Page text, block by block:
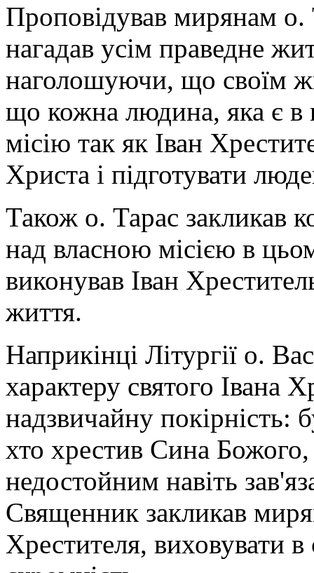
Проповідував мирянам о.
нагадав усім праведне
наголошуючи, що своїм
що кожна людина, яка є в
місію так як Іван
Христа і підготувати
Також о. Тарас закликав
над власною місією в
виконував Іван
життя.
Наприкінці Літургії о.
характеру святого Івана
надзвичайну покірність:
хто хрестив Сина Божого,
недостойним навіть
Священник закликав
Хрестителя, виховувати в